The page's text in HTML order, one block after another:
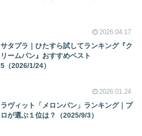
2026.04.17
サタプラ｜ひたすら試してランキング『ク
リームパン』おすすめベスト
5（2026/1/24）
2026.01.24
ラヴィット「メロンパン」ランキング｜プ
ロが選ぶ１位は？（2025/9/3）